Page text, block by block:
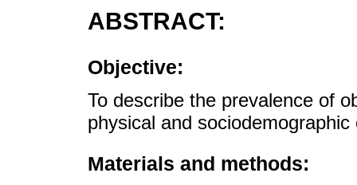
ABSTRACT:
Objective:
To describe the prevalence of
physical and
Materials and methods: